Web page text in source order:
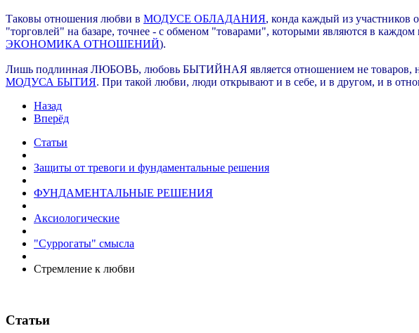
Таковы отношения любви в МОДУСЕ ОБЛАДАНИЯ, конда каждый из
"торговлей" на базаре, точнее - с обменом "товарами", которыми являются в
ЭКОНОМИКА ОТНОШЕНИЙ).
Лишь подлинная ЛЮБОВЬ, любовь БЫТИЙНАЯ является отношением не товаров,
МОДУСА БЫТИЯ. При такой любви, люди открывают и в себе, и в другом, и в
Назад
Вперёд
Статьи
Защиты от тревоги и фундаментальные решения
ФУНДАМЕНТАЛЬНЫЕ РЕШЕНИЯ
Аксиологические
"Суррогаты" смысла
Стремление к любви
Статьи